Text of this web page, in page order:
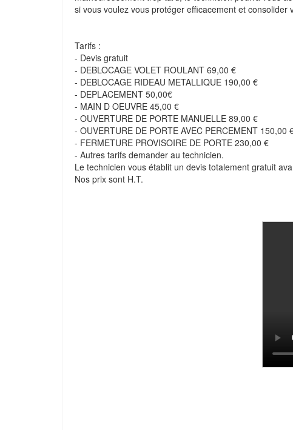
si vous voulez vous protéger efficacement et
Tarifs :
- Devis gratuit
- DEBLOCAGE VOLET ROULANT 69,00 €
- DEBLOCAGE RIDEAU METALLIQUE 190,00 €
- DEPLACEMENT 50,00€
- MAIN D OEUVRE 45,00 €
- OUVERTURE DE PORTE MANUELLE 89,00 €
- OUVERTURE DE PORTE AVEC PERCEMENT 150,00
- FERMETURE PROVISOIRE DE PORTE 230,00 €
- Autres tarifs demander au technicien.
Le technicien vous établit un devis totalement gratuit
Nos prix sont H.T.